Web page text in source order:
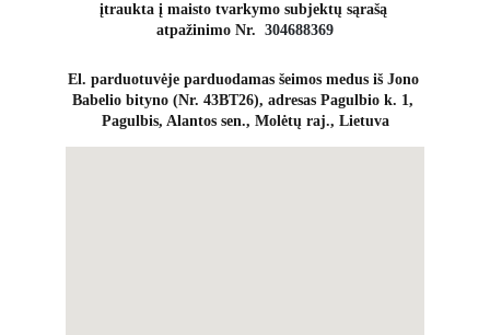
įtraukta į maisto tvarkymo subjektų sąrašą
atpažinimo Nr. 304688369
El. parduotuvėje parduodamas šeimos medus iš Jono
Babelio bityno (Nr. 43BT26), adresas Pagulbio k. 1,
Pagulbis, Alantos sen., Molėtų raj., Lietuva